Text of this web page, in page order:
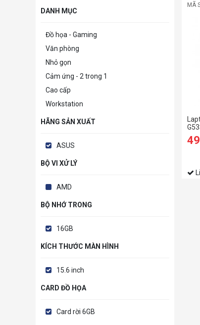
DANH MỤC
Đồ họa - Gaming
Văn phòng
Nhỏ gọn
Cảm ứng - 2 trong 1
Cao cấp
Workstation
HÃNG SẢN XUẤT
ASUS
BỘ VI XỬ LÝ
AMD
BỘ NHỚ TRONG
16GB
KÍCH THƯỚC MÀN HÌNH
15.6 inch
CARD ĐỒ HỌA
Card rời 6GB
MÃ